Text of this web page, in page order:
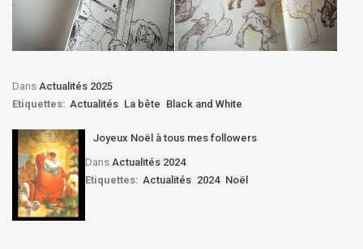
Dans Actualités 2025
Etiquettes: Actualités La bête Black and White
Joyeux Noël à tous mes followers
Dans Actualités 2024
Etiquettes: Actualités 2024 Noël